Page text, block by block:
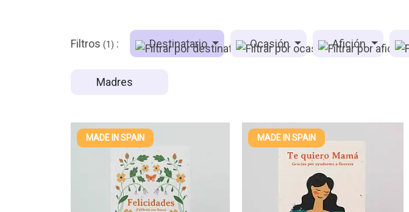
Filtros (1) : Destinatario Ocasión Afición
Madres
MADE IN SPAIN MADE IN SPAIN